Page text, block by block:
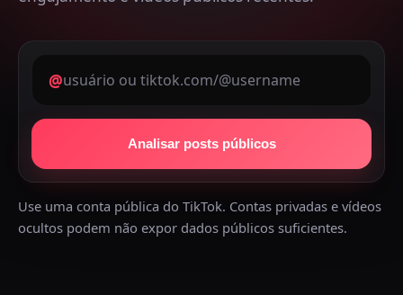
@
Analisar posts públicos
Use uma conta pública do TikTok. Contas privadas e vídeos
ocultos podem não expor dados públicos suficientes.